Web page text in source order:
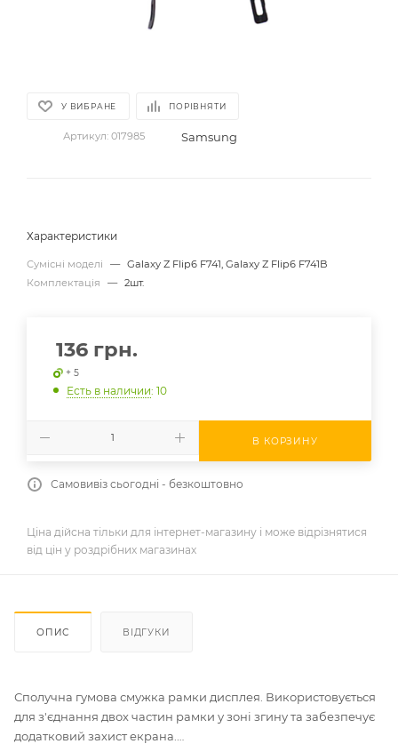
У ВИБРАНЕ ПОРІВНЯТИ
Артикул: 017985 Samsung
Характеристики
Сумісні моделі — Galaxy Z Flip6 F741, Galaxy Z Flip6 F741B
Комплектація
— 2шт.
136 грн.
+ 5
Есть в наличии: 10
В КОРЗИНУ
Самовивіз сьогодні - безкоштовно
Ціна дійсна тільки для інтернет-магазину і може відрізнятися
від цін у роздрібних магазинах
ОПИС ВІДГУКИ
Сполучна гумова смужка рамки дисплея. Використовується
для з'єднання двох частин рамки у зоні згину та забезпечує
додатковий захист екрана.